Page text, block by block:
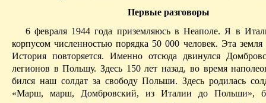
Первые разговоры
6 февраля 1944 года приземляюсь в Неаполе. Я в
корпусом численностью порядка 50 000 человек. Эта
История повторяется. Именно отсюда двинулся
легионов в Польшу. Здесь 150 лет назад, во время
бился наш солдат за свободу Польши. Здесь родилась
«Марш, марш, Домбровский, из Италии до Польши»,